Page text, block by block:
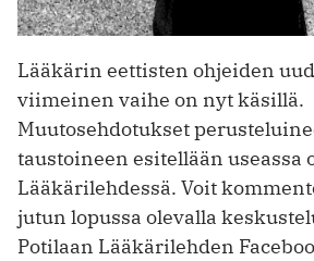
Lääkärin eettisten ohjeiden
viimeinen vaihe on nyt käsillä.
Muutosehdotukset
taustoineen esitellään useassa
Lääkärilehdessä. Voit
jutun lopussa olevalla
Potilaan Lääkärilehden